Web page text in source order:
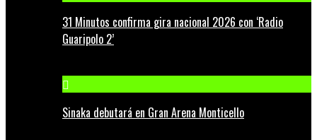
31 Minutos confirma gira nacional 2026 con ‘Radio
Guaripolo 2’
Sinaka debutará en Gran Arena Monticello